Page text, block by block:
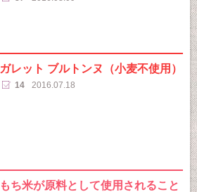
ガレット ブルトンヌ（小麦不使用）
14 2016.07.18
もち米が原料として使用されること